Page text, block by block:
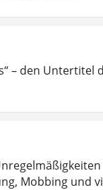
– den Untertitel
Mobbing und